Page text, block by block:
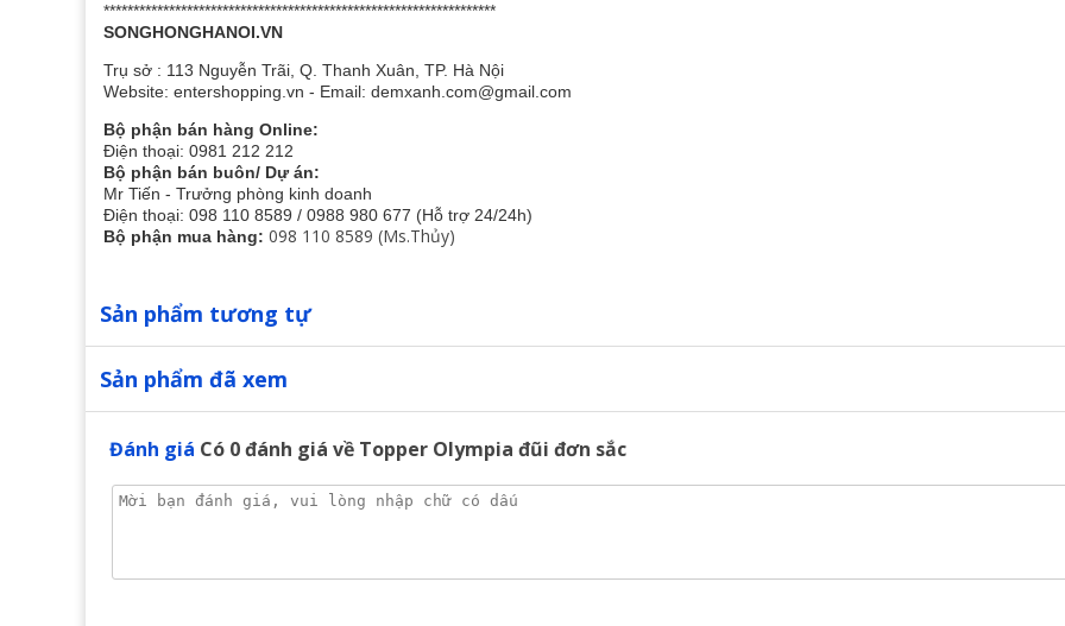
Topper Olympia đũi đơn sắc màu hồng
******************************************************************
SONGHONGHANOI.VN
Trụ sở : 113 Nguyễn Trãi, Q. Thanh Xuân, TP. Hà Nội
Website: entershopping.vn - Email: demxanh.com@gmail.com
Bộ phận bán hàng Online:
Điện thoại: 0981 212 212
Bộ phận bán buôn/ Dự án:
Mr Tiến - Trưởng phòng kinh doanh
Điện thoại: 098 110 8589 / 0988 980 677 (Hỗ trợ 24/24h)
Bộ phận mua hàng: 098 110 8589 (Ms.Thủy)
Sản phẩm tương tự
Sản phẩm đã xem
Đánh giá Có 0đánh giá về Topper Olympia đũi đơn sắc